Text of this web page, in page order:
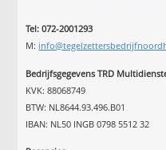
Tel: 072-2001293
M:
Bedrijfsgegevens TRD
KVK: 88068749
BTW: NL8644.93.496.B01
IBAN: NL50 INGB 0798 5512 32